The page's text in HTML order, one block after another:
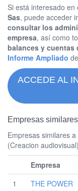
Si está interesado en
Sas, puede acceder
consultar los
empresa, así como
balances y
Informe Ampliado
ACCEDE AL
Empresas
Empresas similares
(Creacion audiovisual)
Empresa
1
THE POWER